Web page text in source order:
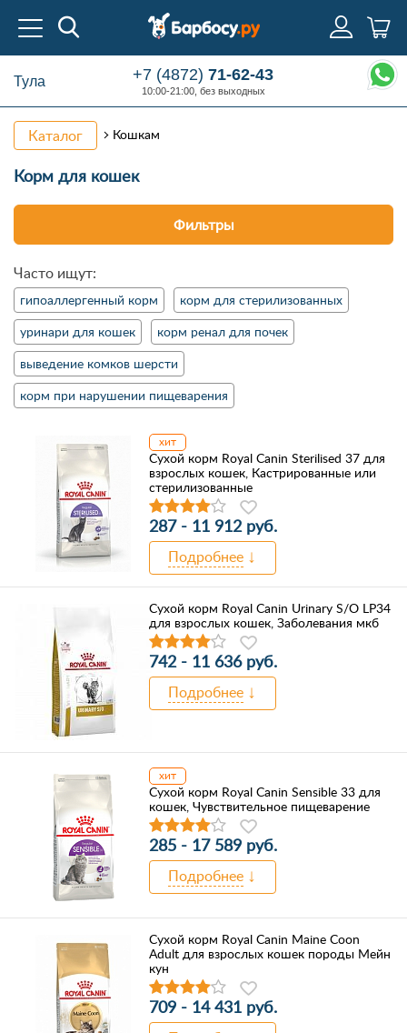
Тула +7 (4872)71-62-43
10:00-21:00, без выходных
Каталог Кошкам
Корм для кошек
Фильтры
Часто ищут:
гипоаллергенный корм
корм для стерилизованных
уринари для кошек
корм ренал для почек
выведение комков шерсти
корм при нарушении пищеварения
хит
Сухой корм Royal Canin Sterilised 37 для
взрослых кошек, Кастрированные или
стерилизованные
287 - 11 912 руб.
Подробнее
Сухой корм Royal Canin Urinary S/O LP34
для взрослых кошек, Заболевания мкб
742 - 11 636 руб.
Подробнее
хит
Сухой корм Royal Canin Sensible 33 для
кошек, Чувствительное пищеварение
285 - 17 589 руб.
Подробнее
Сухой корм Royal Canin Maine Coon
Adult для взрослых кошек породы Мейн
кун
709 - 14 431 руб.